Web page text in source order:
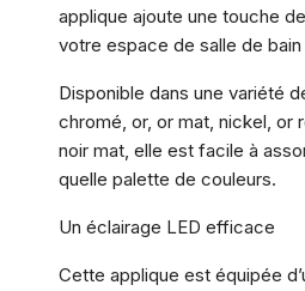
applique ajoute une touche
votre espace de salle de
Disponible dans une variété
chromé, or, or mat, nickel, or
noir mat, elle est facile à
quelle palette de couleurs.
Un éclairage LED efficace
Cette applique est équipée